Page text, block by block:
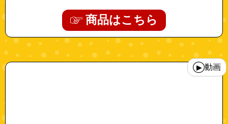
商品はこちら
"walkingpadr1pro"
▶ 動画